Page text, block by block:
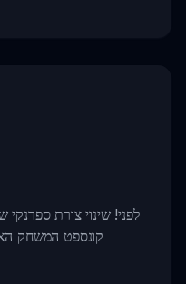
קונספט המשחק